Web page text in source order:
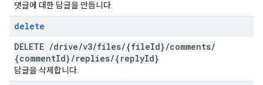
댓글에 대한 답글을 만듭니다.
delete
DELETE /drive/v3/files/{fileId}/comments/
{commentId}/replies/{replyId}
답글을 삭제합니다.